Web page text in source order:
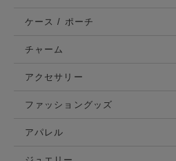
ケース / ポーチ
チャーム
アクセサリー
ファッショングッズ
アパレル